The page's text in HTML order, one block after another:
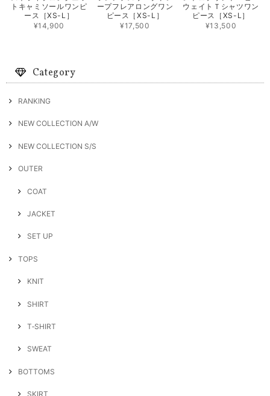
トキャミソールワンピ
ース［XS-L］
¥14,900
ープフレアロングワン
ピース［XS-L］
¥17,500
ウェイトＴシャツワン
ピース［XS-L］
¥13,500
Category
RANKING
NEW COLLECTION A/W
NEW COLLECTION S/S
OUTER
COAT
JACKET
SET UP
TOPS
KNIT
SHIRT
T‐SHIRT
SWEAT
BOTTOMS
SKIRT